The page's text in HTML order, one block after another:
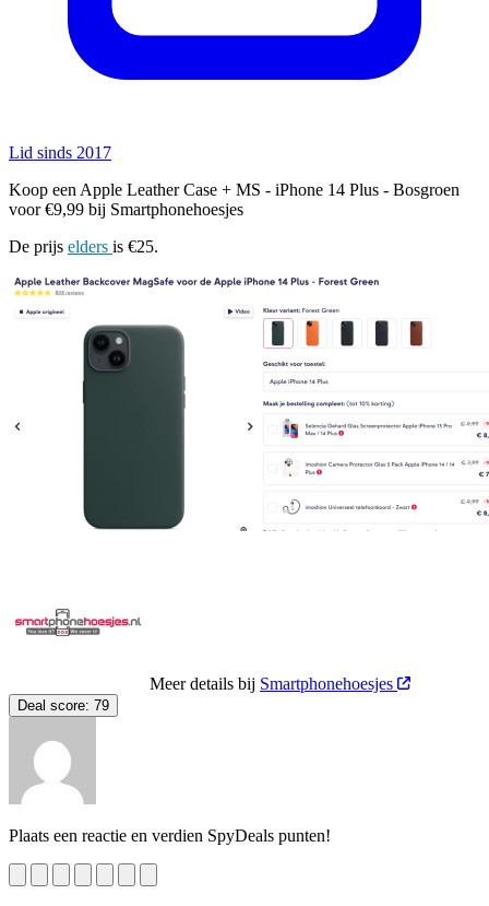
Lid sinds 2017
Koop een Apple Leather Case + MS - iPhone 14 Plus - Bosgroen
voor €9,99 bij Smartphonehoesjes
De prijs elders is €25.
Meer details bij Smartphonehoesjes
Deal score: 79
Plaats een reactie en verdien SpyDeals punten!